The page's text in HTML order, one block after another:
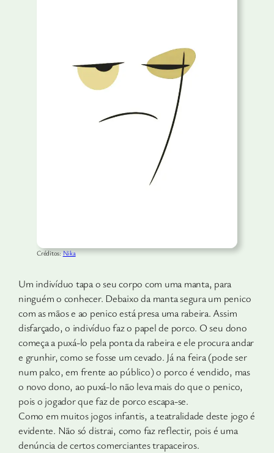
Créditos:Nika
Um indivíduo tapa o seu corpo com uma manta, para
ninguém o conhecer. Debaixo da manta segura um penico
com as mãos e ao penico está presa uma rabeira. Assim
disfarçado, o indivíduo faz o papel de porco. O seu dono
começa a puxá-lo pela ponta da rabeira e ele procura andar
e grunhir, como se fosse um cevado. Já na feira (pode ser
num palco, em frente ao público) o porco é vendido, mas
o novo dono, ao puxá-lo não leva mais do que o penico,
pois o jogador que faz de porco escapa-se.
Como em muitos jogos infantis, a teatralidade deste jogo é
evidente. Não só distrai, como faz reflectir, pois é uma
denúncia de certos comerciantes trapaceiros.